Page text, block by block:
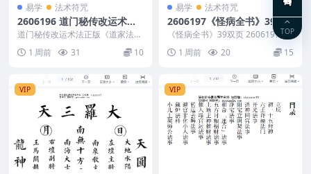
易学 法术符咒
2606196 道门秘传改运术法
正版《道家法术三十套》页5
7*2
道门秘传改运术法正版《道家法术
三十套》页57*2de 2606196 以下
内容为...
1 周前 31 10
易学 法术符咒
2606197《怪病全书》39双
页
《怪病全书》39双页 2606197 以
下内容为整理的相关资料内容相关
推荐描述请...
1 周前 20 15
VIP VIP
TOP